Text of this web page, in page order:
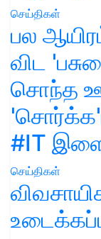
செய்திகள்
பல
விட
சொந்த
#IT
செய்திகள்